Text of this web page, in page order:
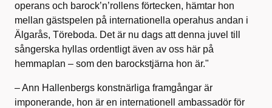
operans och barock’n’rollens förtecken, hämtar hon
mellan gästspelen på internationella operahus andan i
Älgarås, Töreboda. Det är nu dags att denna juvel till
sångerska hyllas ordentligt även av oss här på
hemmaplan – som den barockstjärna hon är."
– Ann Hallenbergs konstnärliga framgångar är
imponerande, hon är en internationell ambassadör för